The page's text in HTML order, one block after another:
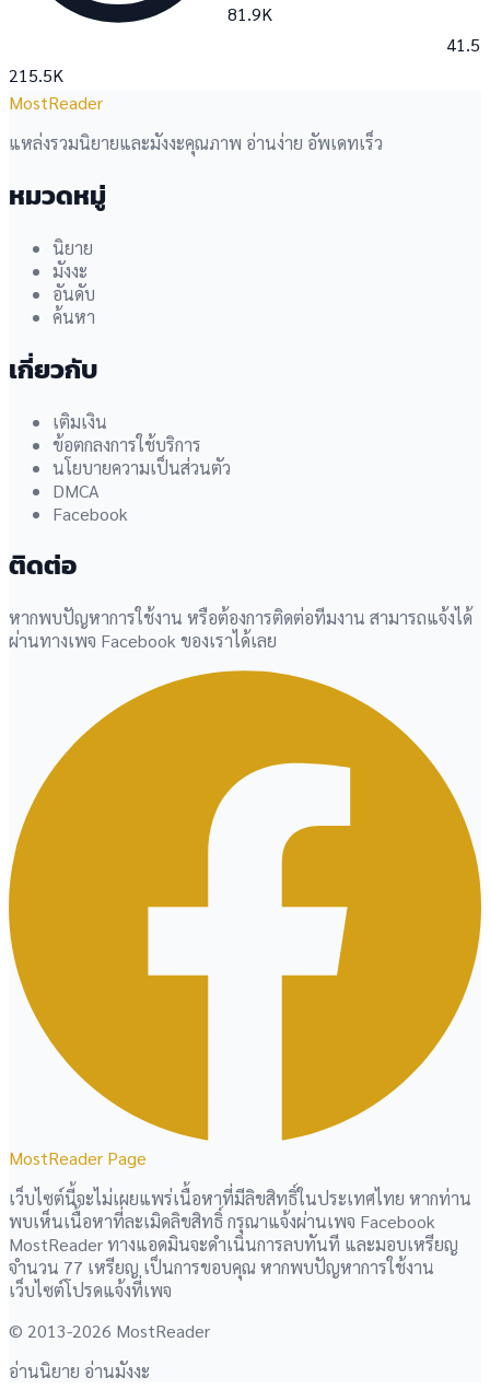
215.5K
81.9K
41.5K
MostReader
แหล่งรวมนิยายและมังงะคุณภาพ อ่านง่าย อัพเดทเร็ว
หมวดหมู่
นิยาย
มังงะ
อันดับ
ค้นหา
เกี่ยวกับ
เติมเงิน
ข้อตกลงการใช้บริการ
นโยบายความเป็นส่วนตัว
DMCA
Facebook
ติดต่อ
หากพบปัญหาการใช้งาน หรือต้องการติดต่อทีมงาน สามารถแจ้งได้
ผ่านทางเพจ Facebook ของเราได้เลย
MostReader Page
เว็บไซต์นี้จะไม่เผยแพร่เนื้อหาที่มีลิขสิทธิ์ในประเทศไทย หากท่าน
พบเห็นเนื้อหาที่ละเมิดลิขสิทธิ์ กรุณาแจ้งผ่านเพจ Facebook
MostReader ทางแอดมินจะดำเนินการลบทันที และมอบเหรียญ
จำนวน 77 เหรียญ เป็นการขอบคุณ หากพบปัญหาการใช้งาน
เว็บไซต์โปรดแจ้งที่เพจ
© 2013-2026 MostReader
อ่านนิยาย อ่านมังงะ